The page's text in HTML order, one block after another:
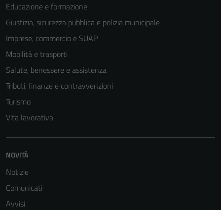
Educazione e formazione
Giustizia, sicurezza pubblica e polizia municipale
Imprese, commercio e SUAP
Mobilità e trasporti
Salute, benessere e assistenza
Tributi, finanze e contravvenzioni
Turismo
Vita lavorativa
NOVITÀ
Notizie
Comunicati
Avvisi